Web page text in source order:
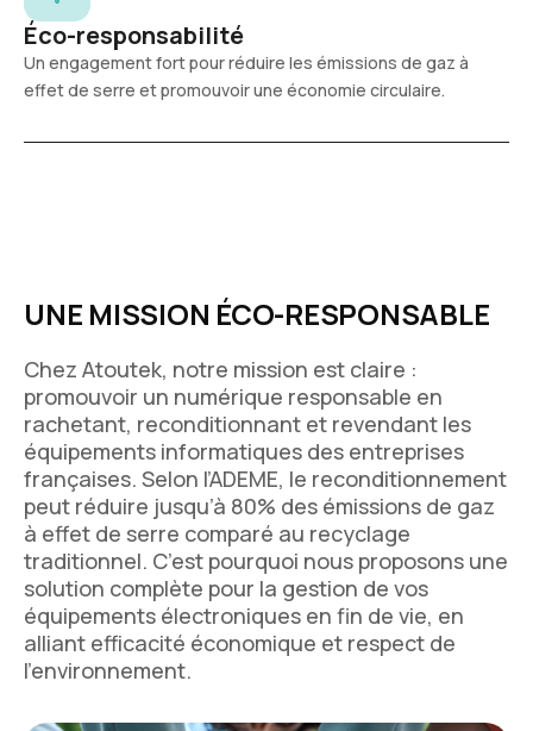
Éco-responsabilité
Un engagement fort pour réduire les émissions de gaz à
effet de serre et promouvoir une économie circulaire.
UNE MISSION ÉCO-RESPONSABLE
Chez Atoutek, notre mission est claire :
promouvoir un numérique responsable en
rachetant, reconditionnant et revendant les
équipements informatiques des entreprises
françaises. Selon l’ADEME, le reconditionnement
peut réduire jusqu’à 80% des émissions de gaz
à effet de serre comparé au recyclage
traditionnel. C’est pourquoi nous proposons une
solution complète pour la gestion de vos
équipements électroniques en fin de vie, en
alliant efficacité économique et respect de
l’environnement.